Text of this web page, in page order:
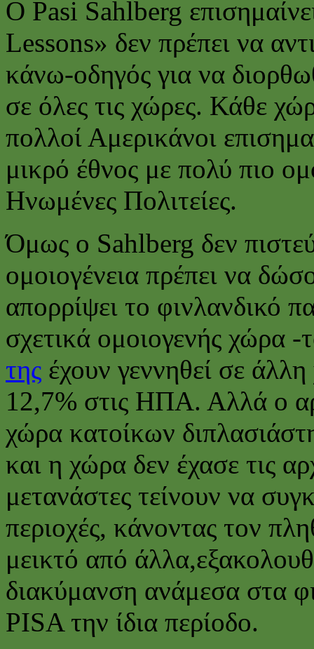
O Pasi Sahlberg
Lessons» δεν πρέπει να
κάνω-οδηγός για να
σε όλες τις χώρες. Κάθε
πολλοί Αμερικάνοι
μικρό έθνος με πολύ πιο
Ηνωμένες Πολιτείες.
Όμως ο Sahlberg δεν
ομοιογένεια πρέπει να
απορρίψει το φινλανδικό
σχετικά ομοιογενής χώρα
της έχουν γεννηθεί σε
12,7% στις ΗΠΑ. Αλλά ο
χώρα κατοίκων
και η χώρα δεν έχασε τις
μετανάστες τείνουν να
περιοχές, κάνοντας τον
μεικτό από
διακύμανση ανάμεσα στα
PISA την ίδια περίοδο.